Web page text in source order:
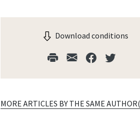
Download conditions
MORE ARTICLES BY THE SAME